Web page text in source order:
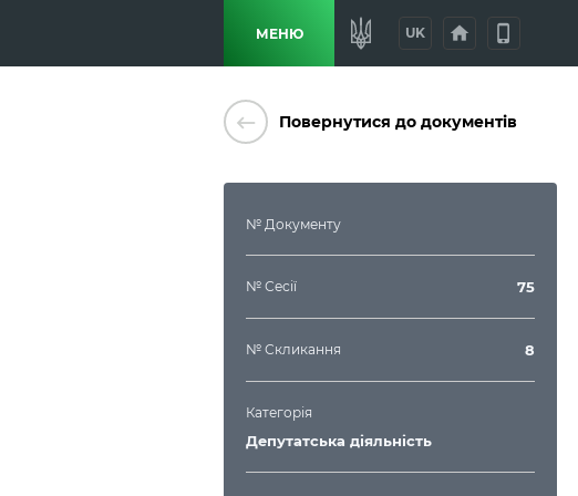
МЕНЮ UK home phone_iphone
keyboard_backspace Повернутися до документів
№ Документу
№ Сесії 75
№ Скликання 8
Категорія
Депутатська діяльність